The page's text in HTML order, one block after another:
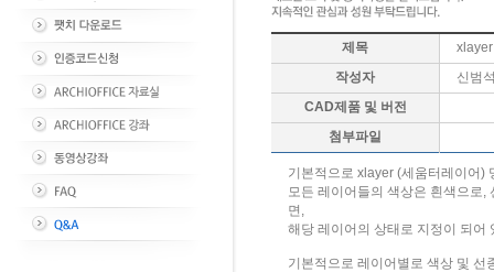
제목
작성자
신범
CAD제품 및 버전
첨부파일
기본적으로 xlayer (세움터레이어)
모든 레이어들의 색상은 흰색으로
면,
해당 레이어의 상태로 지정이 되어
기본적으로 레이어별로 색상 및 선